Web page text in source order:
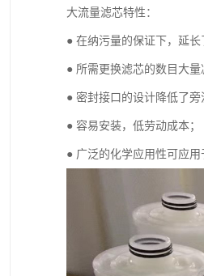
大流量滤芯特性：
● 在纳污量的保证下，延长
● 所需更换滤芯的数目大量
● 密封接口的设计降低了旁
● 容易安装，低劳动成本；
● 广泛的化学应用性可应用